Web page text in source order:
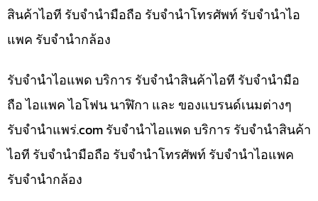
สินค้าไอที รับจำนำมือถือ รับจำนำโทรศัพท์ รับจำนำไอ
แพค รับจำนำกล้อง
รับจำนำไอแพด บริการ รับจำนำสินค้าไอที รับจำนำมือ
ถือ ไอแพค ไอโฟน นาฬิกา และ ของแบรนด์เนมต่างๆ
รับจํานําแพร่.com รับจำนำไอแพด บริการ รับจำนำสินค้า
ไอที รับจำนำมือถือ รับจำนำโทรศัพท์ รับจำนำไอแพค
รับจำนำกล้อง